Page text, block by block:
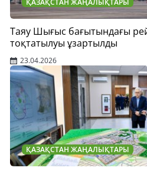
Таяу Шығыс бағытындағы
тоқтатылуы ұзартылды
23.04.2026
ҚАЗАҚСТАН ЖАҢАЛЫҚТАРЫ